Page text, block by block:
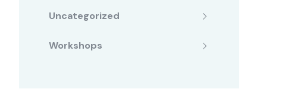
Uncategorized
Workshops